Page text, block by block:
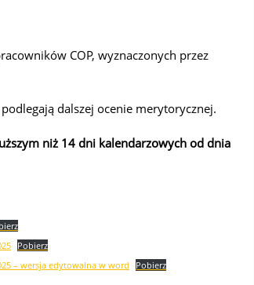
COP, wyznaczonych przez
dalszej ocenie merytorycznej.
niż 14 dni kalendarzowych od dnia
Pobierz
– wersja edytowalna w word
Pobierz